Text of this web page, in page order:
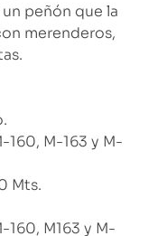
peñón que la
merenderos,
M-163 y M-
Mts.
M163 y M-